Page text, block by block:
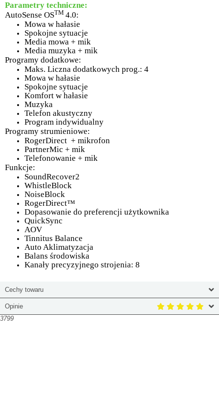
Parametry techniczne:
AutoSense OSTM 4.0:
Mowa w hałasie
Spokojne sytuacje
Media mowa + mik
Media muzyka + mik
Programy dodatkowe:
Maks. Liczna dodatkowych prog.: 4
Mowa w hałasie
Spokojne sytuacje
Komfort w hałasie
Muzyka
Telefon akustyczny
Program indywidualny
Programy strumieniowe:
RogerDirect + mikrofon
PartnerMic + mik
Telefonowanie + mik
Funkcje:
SoundRecover2
WhistleBlock
NoiseBlock
RogerDirect™
Dopasowanie do preferencji użytkownika
QuickSync
AOV
Tinnitus Balance
Auto Aklimatyzacja
Balans środowiska
Kanały precyzyjnego strojenia: 8
Cechy towaru
Opinie
3799